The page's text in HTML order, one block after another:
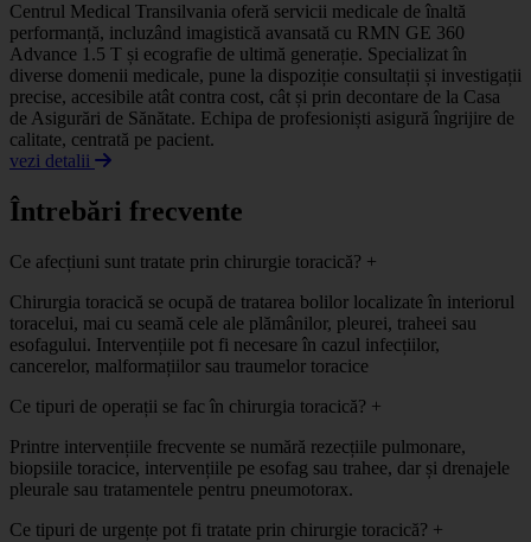
Centrul Medical Transilvania oferă servicii medicale de înaltă
performanță, incluzând imagistică avansată cu RMN GE 360
Advance 1.5 T și ecografie de ultimă generație. Specializat în
diverse domenii medicale, pune la dispoziție consultații și investigații
precise, accesibile atât contra cost, cât și prin decontare de la Casa
de Asigurări de Sănătate. Echipa de profesioniști asigură îngrijire de
calitate, centrată pe pacient.
vezi detalii
Întrebări frecvente
Ce afecțiuni sunt tratate prin chirurgie toracică? +
Chirurgia toracică se ocupă de tratarea bolilor localizate în interiorul
toracelui, mai cu seamă cele ale plămânilor, pleurei, traheei sau
esofagului. Intervențiile pot fi necesare în cazul infecțiilor,
cancerelor, malformațiilor sau traumelor toracice
Ce tipuri de operații se fac în chirurgia toracică? +
Printre intervențiile frecvente se numără rezecțiile pulmonare,
biopsiile toracice, intervențiile pe esofag sau trahee, dar și drenajele
pleurale sau tratamentele pentru pneumotorax.
Ce tipuri de urgențe pot fi tratate prin chirurgie toracică? +